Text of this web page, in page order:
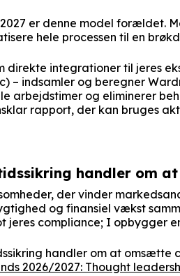
er denne model forældet.
hele processen til en
direkte integrationer til jeres
– indsamler og beregner
arbejdstimer og eliminerer
rapport, der kan bruges
handler om
der vinder
og finansiel vækst
jeres compliance; I opbygger
handler om at omsætte
2026/2027: Thought